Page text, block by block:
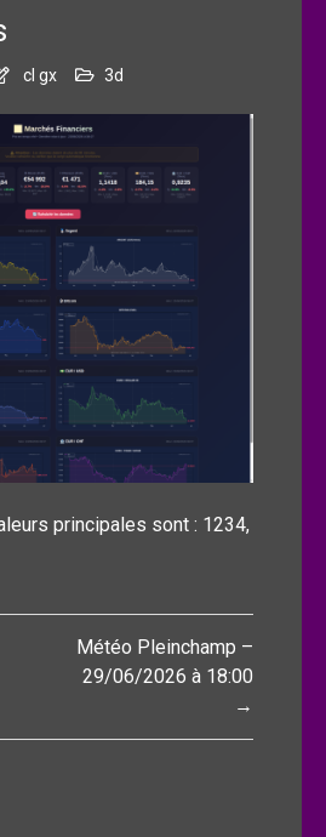
cl gx 3d
principales sont : 1234,
Météo Pleinchamp –
29/06/2026 à 18:00
→